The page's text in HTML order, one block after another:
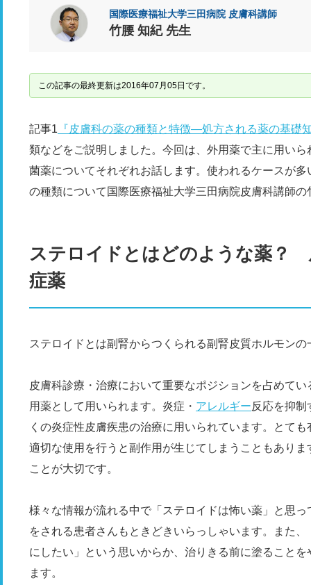
国際医療福祉大学三田病院 皮膚科講師
竹腰 知紀 先生
この記事の最終更新は2016年07月05日です。
記事1 『皮膚科の薬の種類と特徴―処方される薬の基礎
類などをご説明しました。今回は、外用薬で主に用い
菌薬についてそれぞれお話します。使われるケースが
の種類について国際医療福祉大学三田病院皮膚科講師
ステロイドとはどのような薬？
症薬
ステロイドとは副腎からつくられる副腎皮質ホルモンの
皮膚科診療・治療において重要なポジションを占めて
用薬として用いられます。炎症・ アレルギー反応を抑制
くの炎症性皮膚疾患の治療に用いられています。とて
適切な使用を行うと副作用が生じてしまうこともあり
ことが大切です。
様々な情報が流れる中で「ステロイドは怖い薬」と思
をされる患者さんもときどきいらっしゃいます。また
にしたい」という思いからか、治りきる前に塗ること
ます。